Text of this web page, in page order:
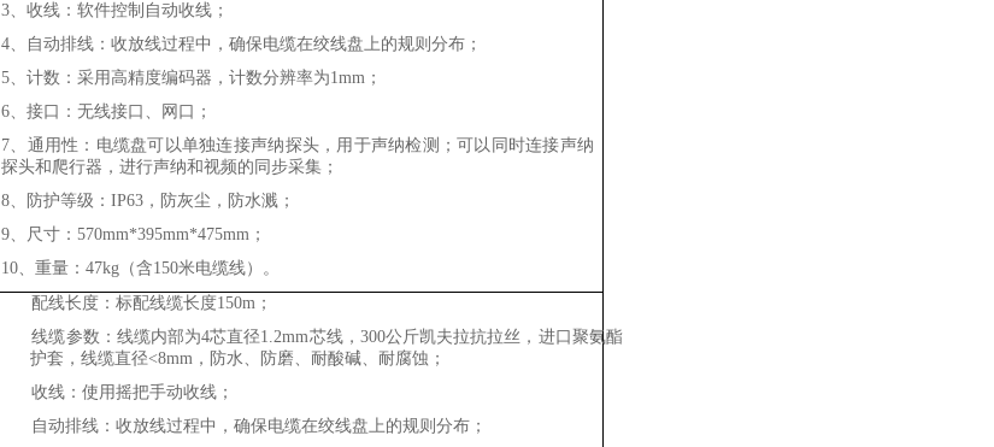
3、收线：软件控制自动收线；
4、自动排线：收放线过程中，确保电缆在绞线盘上的规则分布；
5、计数：采用高精度编码器，计数分辨率为1mm；
6、接口：无线接口、网口；
7、通用性：电缆盘可以单独连接声纳探头，用于声纳检测；可以同时连接声纳
探头和爬行器，进行声纳和视频的同步采集；
8、防护等级：IP63，防灰尘，防水溅；
9、尺寸：570mm*395mm*475mm；
10、重量：47kg（含150米电缆线）。
配线长度：标配线缆长度150m；
2、线缆参数：线缆内部为4芯直径1.2mm芯线，300公斤凯夫拉抗拉丝，进口聚氨酯
护套，线缆直径<8mm，防水、防磨、耐酸碱、耐腐蚀；
3、收线：使用摇把手动收线；
自动排线：收放线过程中，确保电缆在绞线盘上的规则分布；